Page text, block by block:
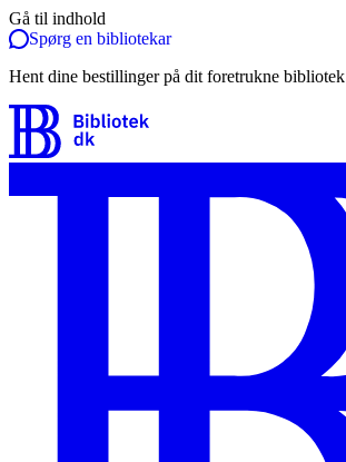
Gå til indhold
Spørg en bibliotekar
Hent dine bestillinger på dit foretrukne bibliotek